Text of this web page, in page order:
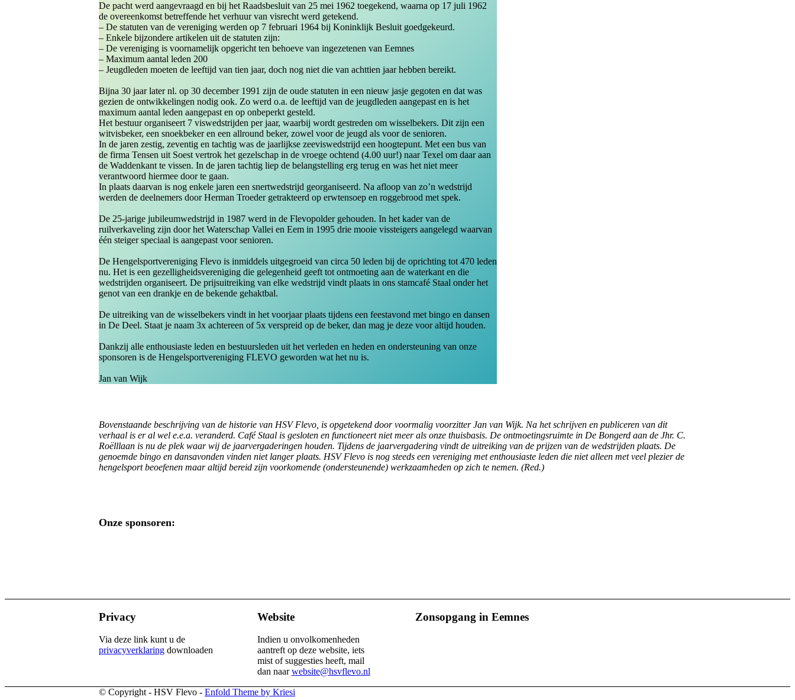
De pacht werd aangevraagd en bij het Raadsbesluit van 25 mei 1962 toegekend, waarna op 17 juli 1962
de overeenkomst betreffende het verhuur van visrecht werd getekend.
– De statuten van de vereniging werden op 7 februari 1964 bij Koninklijk Besluit goedgekeurd.
– Enkele bijzondere artikelen uit de statuten zijn:
– De vereniging is voornamelijk opgericht ten behoeve van ingezetenen van Eemnes
– Maximum aantal leden 200
– Jeugdleden moeten de leeftijd van tien jaar, doch nog niet die van achttien jaar hebben bereikt.
Bijna 30 jaar later nl. op 30 december 1991 zijn de oude statuten in een nieuw jasje gegoten en dat was
gezien de ontwikkelingen nodig ook. Zo werd o.a. de leeftijd van de jeugdleden aangepast en is het
maximum aantal leden aangepast en op onbeperkt gesteld.
Het bestuur organiseert 7 viswedstrijden per jaar, waarbij wordt gestreden om wisselbekers. Dit zijn een
witvisbeker, een snoekbeker en een allround beker, zowel voor de jeugd als voor de senioren.
In de jaren zestig, zeventig en tachtig was de jaarlijkse zeeviswedstrijd een hoogtepunt. Met een bus van
de firma Tensen uit Soest vertrok het gezelschap in de vroege ochtend (4.00 uur!) naar Texel om daar aan
de Waddenkant te vissen. In de jaren tachtig liep de belangstelling erg terug en was het niet meer
verantwoord hiermee door te gaan.
In plaats daarvan is nog enkele jaren een snertwedstrijd georganiseerd. Na afloop van zo’n wedstrijd
werden de deelnemers door Herman Troeder getrakteerd op erwtensoep en roggebrood met spek.
De 25-jarige jubileumwedstrijd in 1987 werd in de Flevopolder gehouden. In het kader van de
ruilverkaveling zijn door het Waterschap Vallei en Eem in 1995 drie mooie vissteigers aangelegd waarvan
één steiger speciaal is aangepast voor senioren.
De Hengelsportvereniging Flevo is inmiddels uitgegroeid van circa 50 leden bij de oprichting tot 470 leden
nu. Het is een gezelligheidsvereniging die gelegenheid geeft tot ontmoeting aan de waterkant en die
wedstrijden organiseert. De prijsuitreiking van elke wedstrijd vindt plaats in ons stamcafé Staal onder het
genot van een drankje en de bekende gehaktbal.
De uitreiking van de wisselbekers vindt in het voorjaar plaats tijdens een feestavond met bingo en dansen
in De Deel. Staat je naam 3x achtereen of 5x verspreid op de beker, dan mag je deze voor altijd houden.
Dankzij alle enthousiaste leden en bestuursleden uit het verleden en heden en ondersteuning van onze
sponsoren is de Hengelsportvereniging FLEVO geworden wat het nu is.
Jan van Wijk
Bovenstaande beschrijving van de historie van HSV Flevo, is opgetekend door voormalig voorzitter Jan van Wijk. Na het schrijven en publiceren van dit
verhaal is er al wel e.e.a. veranderd. Café Staal is gesloten en functioneert niet meer als onze thuisbasis. De ontmoetingsruimte in De Bongerd aan de Jhr. C.
Roëlllaan is nu de plek waar wij de jaarvergaderingen houden. Tijdens de jaarvergadering vindt de uitreiking van de prijzen van de wedstrijden plaats. De
genoemde bingo en dansavonden vinden niet langer plaats. HSV Flevo is nog steeds een vereniging met enthousiaste leden die niet alleen met veel plezier de
hengelsport beoefenen maar altijd bereid zijn voorkomende (ondersteunende) werkzaamheden op zich te nemen. (Red.)
Onze sponsoren:
Privacy
Via deze link kunt u de
privacyverklaring downloaden
Website
Indien u onvolkomenheden
aantreft op deze website, iets
mist of suggesties heeft, mail
dan naarwebsite@hsvflevo.nl
Zonsopgang in Eemnes
© Copyright - HSV Flevo - Enfold Theme by Kriesi